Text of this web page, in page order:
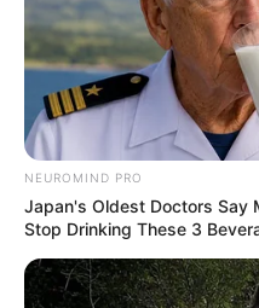
Ia memiliki suara yang serak.
Senang melakukan make up
Ia dan Ujeong berada di
4. Ujeong
NEUROMIND PRO
Japan's Oldest Doctors Say
Stop Drinking These 3